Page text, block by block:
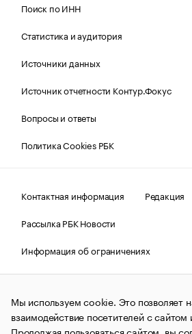
Поиск по ИНН
Статистика и аудитория
Источники данных
Источник отчетности Контур.Фокус
Вопросы и ответы
Политика Cookies РБК
Контактная информация
Редакция
Рассылка РБК Новости
Информация об ограничениях
Правовая информация
О
© АО «РОСБИЗНЕСКОНСАЛТИНГ»,
и материалы информационного
(зарегистрировано Федеральной
Мы используем cookie. Это позволяет
взаимодействие посетителей с сайтом